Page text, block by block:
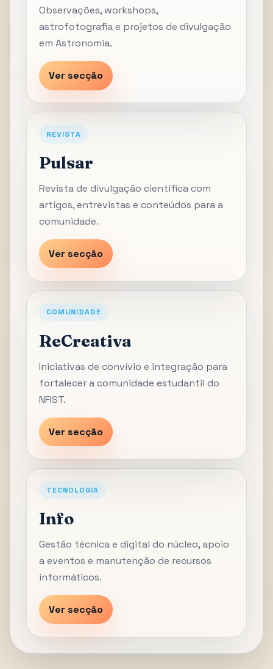
Observações, workshops,
astrofotografia e projetos de divulgação
em Astronomia.
Ver secção
REVISTA
Pulsar
Revista de divulgação científica com
artigos, entrevistas e conteúdos para a
comunidade.
Ver secção
COMUNIDADE
ReCreativa
Iniciativas de convívio e integração para
fortalecer a comunidade estudantil do
NFIST.
Ver secção
TECNOLOGIA
Info
Gestão técnica e digital do núcleo, apoio
a eventos e manutenção de recursos
informáticos.
Ver secção